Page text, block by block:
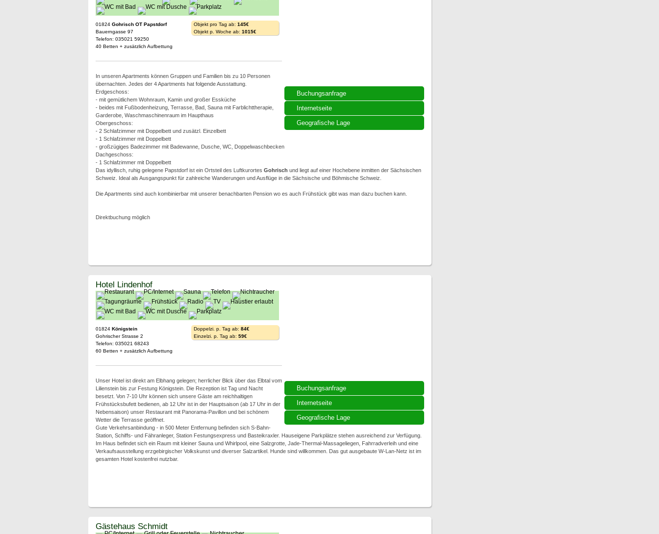
Buchungsanfrage
Internetseite
Geografische Lage
01824 Gohrisch OT Papstdorf
Bauerngasse 97
Telefon: 035021 59250
40 Betten + zusätzlich Aufbettung
Objekt pro Tag ab: 145€
Objekt p. Woche ab: 1015€
In unseren Apartments können Gruppen und Familien bis zu 10 Personen
übernachten. Jedes der 4 Apartments hat folgende Ausstattung.
Erdgeschoss:
- mit gemütlichem Wohnraum, Kamin und großer Essküche
- beides mit Fußbodenheizung, Terrasse, Bad, Sauna mit Farblichttherapie,
Garderobe, Waschmaschinenraum im Haupthaus
Obergeschoss:
- 2 Schlafzimmer mit Doppelbett und zusätzl. Einzelbett
- 1 Schlafzimmer mit Doppelbett
- großzügiges Badezimmer mit Badewanne, Dusche, WC, Doppelwaschbecken
Dachgeschoss:
- 1 Schlafzimmer mit Doppelbett
Das idyllisch, ruhig gelegene Papstdorf ist ein Ortsteil des Luftkurortes Gohrisch und liegt auf einer Hochebene inmitten der Sächsischen
Schweiz. Ideal als Ausgangspunkt für zahlreiche Wanderungen und Ausflüge in die Sächsische und Böhmische Schweiz.
Die Apartments sind auch kombinierbar mit unserer benachbarten Pension wo es auch Frühstück gibt was man dazu buchen kann.
Direktbuchung möglich
Buchungsanfrage
Internetseite
Geografische Lage
Hotel Lindenhof
01824 Königstein
Gohrischer Strasse 2
Telefon: 035021 68243
60 Betten + zusätzlich Aufbettung
Doppelzi. p. Tag ab: 84€
Einzelzi. p. Tag ab: 59€
Unser Hotel ist direkt am Elbhang gelegen; herrlicher Blick über das Elbtal vom
Lilienstein bis zur Festung Königstein. Die Rezeption ist Tag und Nacht
besetzt. Von 7-10 Uhr können sich unsere Gäste am reichhaltigen
Frühstücksbufett bedienen, ab 12 Uhr ist in der Hauptsaison (ab 17 Uhr in der
Nebensaison) unser Restaurant mit Panorama-Pavillon und bei schönem
Wetter die Terrasse geöffnet.
Gute Verkehrsanbindung - in 500 Meter Entfernung befinden sich S-Bahn-
Station, Schiffs- und Fähranleger, Station Festungsexpress und Basteikraxler. Hauseigene Parkplätze stehen ausreichend zur Verfügung.
Im Haus befindet sich ein Raum mit kleiner Sauna und Whirlpool, eine Salzgrotte, Jade-Thermal-Massageliegen, Fahrradverleih und eine
Verkaufsausstellung erzgebirgischer Volkskunst und diverser Salzartikel. Hunde sind willkommen. Das gut ausgebaute W-Lan-Netz ist im
gesamten Hotel kostenfrei nutzbar.
Gästehaus Schmidt